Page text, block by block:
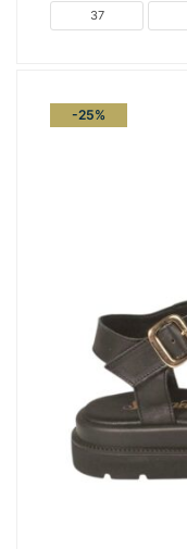
37
-25%